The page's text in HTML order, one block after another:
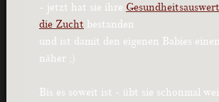
- jetzt hat sie ihre
die Zucht bestanden
und ist damit den eigenen Babies
näher ;)
Bis es soweit ist - übt sie schonmal